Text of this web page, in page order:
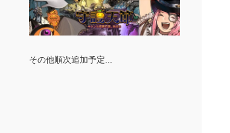
その他順次追加予定...